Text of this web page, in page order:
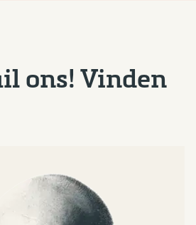
ons! Vinden